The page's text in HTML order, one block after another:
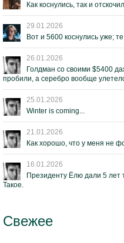
Как коснулись, так и
29.01.2026
Вот и 5600 коснулись уже;
26.01.2026
Голдман со своими $5400
пробили, а серебро вообще
25.01.2026
Winter is coming...
21.01.2026
Как хорошо, что у меня не
16.01.2026
Президенту Ёлю дали 5
Такое.
Свежее